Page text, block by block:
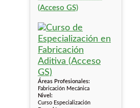
(Acceso GS)
Áreas Profesionales:
Fabricación Mecánica
Nivel:
Curso Especialización